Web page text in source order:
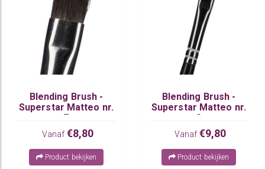
Blending Brush -
Superstar Matteo nr.
7
Vanaf €8,80
Product bekijken
Blending Brush -
Superstar Matteo nr.
8
Vanaf €9,80
Product bekijken